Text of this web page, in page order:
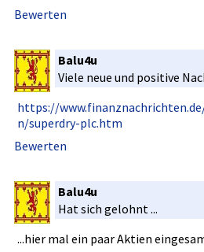
Bewerten
Balu4u
Viele neue und positive
https://
n/superdry­-plc.htm
Bewerten
Balu4u
Hat sich gelohnt ...
...hier mal ein paar Aktien